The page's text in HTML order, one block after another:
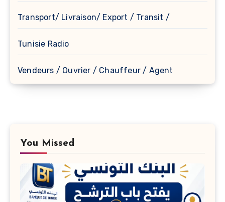
Transport/ Livraison/ Export / Transit /
Tunisie Radio
Vendeurs / Ouvrier / Chauffeur / Agent
You Missed